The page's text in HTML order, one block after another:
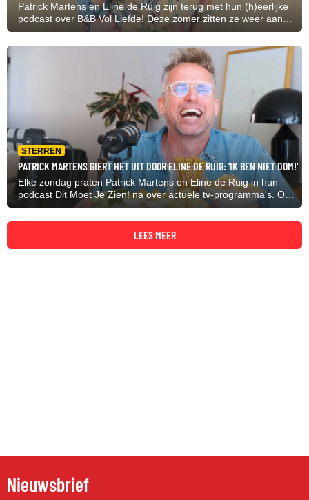
Patrick Martens en Eline de Ruig zijn terug met hun (h)eerlijke
podcast over B&B Vol Liefde! Deze zomer zitten ze weer aan
de buis gekluisterd om geen seconde te missen van het
datingprogramma.
STERREN
PATRICK MARTENS GIERT HET UIT DOOR ELINE DE RUIG: 'IK BEN NIET DOM!'
Elke zondag praten Patrick Martens en Eline de Ruig in hun
podcast Dit Moet Je Zien! na over actuele tv-programma's. Op
dit moment zijn dat Boer Zoekt Vrouw en Married at First Sight.
LEES MEER
Nieuwsbrief